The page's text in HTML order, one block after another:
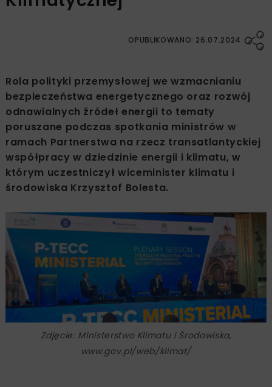
OPUBLIKOWANO: 26.07.2024
Rola polityki przemysłowej we wzmacnianiu
bezpieczeństwa energetycznego oraz rozwój
odnawialnych źródeł energii to tematy
poruszane podczas spotkania ministrów w
ramach Partnerstwa na rzecz transatlantyckiej
współpracy w dziedzinie energii i klimatu, w
którym uczestniczył wiceminister klimatu i
środowiska Krzysztof Bolesta.
Zdjęcie: Ministerstwo Klimatu i Środowiska,
www.gov.pl/web/klimat/